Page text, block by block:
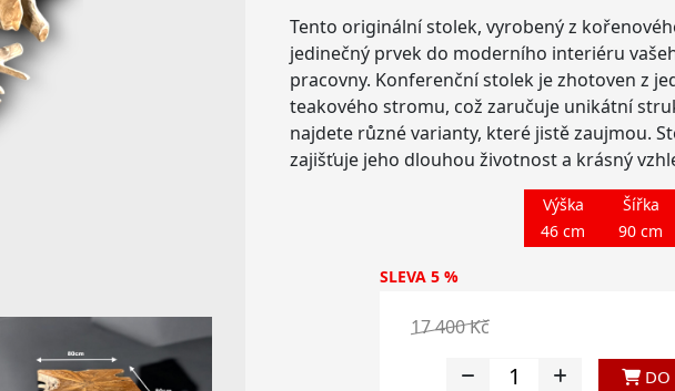
Tento originální stolek, vyrobený z
jedinečný prvek do moderního interiéru
pracovny. Konferenční stolek je zhotoven z
teakového stromu, což zaručuje unikátní
najdete různé varianty, které jistě zaujmou.
zajišťuje jeho dlouhou životnost a krásný
Výška
46 cm
Šířka
90 cm
SLEVA 5 %
17 400 Kč
DO